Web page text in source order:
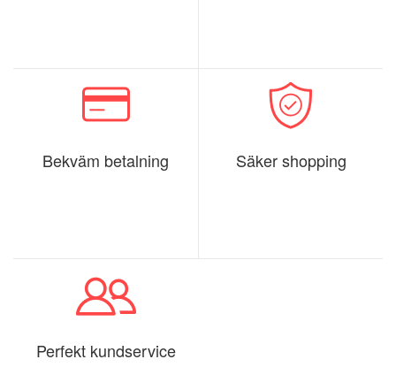
Bekväm betalning Säker shopping
Perfekt kundservice